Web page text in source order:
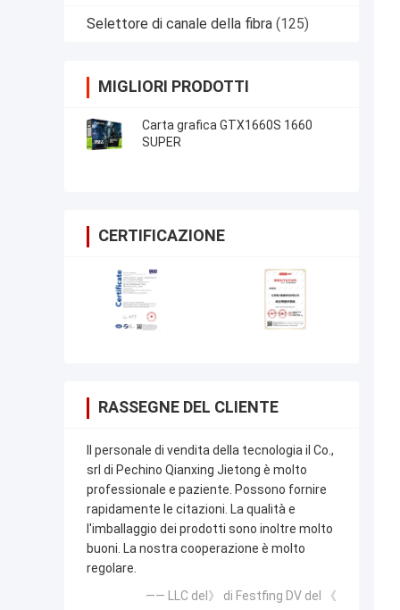
Selettore di canale della fibra (125)
MIGLIORI PRODOTTI
Carta grafica GTX1660S 1660
SUPER
CERTIFICAZIONE
RASSEGNE DEL CLIENTE
Il personale di vendita della tecnologia il Co.,
srl di Pechino Qianxing Jietong è molto
professionale e paziente. Possono fornire
rapidamente le citazioni. La qualità e
l'imballaggio dei prodotti sono inoltre molto
buoni. La nostra cooperazione è molto
regolare.
—— LLC del》 di Festfing DV del 《